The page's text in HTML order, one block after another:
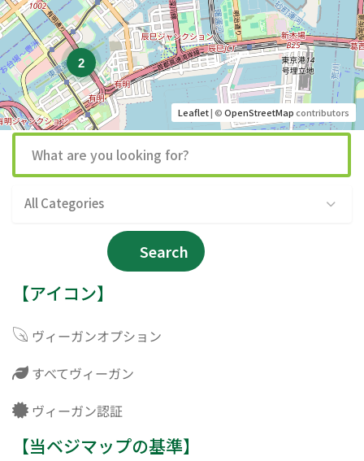
2
Leaflet| ©OpenStreetMapcontributors
All Categories
Search
【アイコン】
ヴィーガンオプション
すべてヴィーガン
ヴィーガン認証
【当ベジマップの基準】